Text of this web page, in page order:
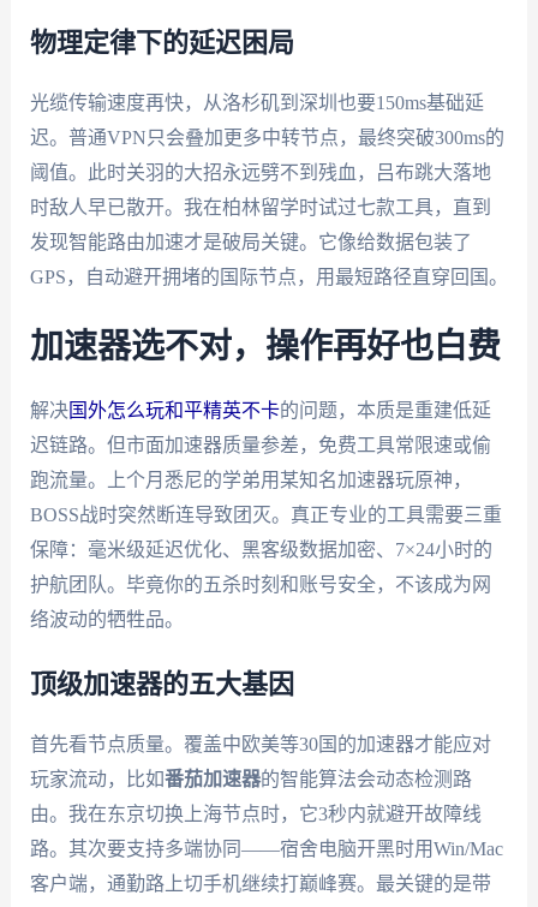
物理定律下的延迟困局
光缆传输速度再快，从洛杉矶到深圳也要150ms基础延
迟。普通VPN只会叠加更多中转节点，最终突破300ms的
阈值。此时关羽的大招永远劈不到残血，吕布跳大落地
时敌人早已散开。我在柏林留学时试过七款工具，直到
发现智能路由加速才是破局关键。它像给数据包装了
GPS，自动避开拥堵的国际节点，用最短路径直穿回国。
加速器选不对，操作再好也白费
解决国外怎么玩和平精英不卡的问题，本质是重建低延
迟链路。但市面加速器质量参差，免费工具常限速或偷
跑流量。上个月悉尼的学弟用某知名加速器玩原神，
BOSS战时突然断连导致团灭。真正专业的工具需要三重
保障：毫米级延迟优化、黑客级数据加密、7×24小时的
护航团队。毕竟你的五杀时刻和账号安全，不该成为网
络波动的牺牲品。
顶级加速器的五大基因
首先看节点质量。覆盖中欧美等30国的加速器才能应对
玩家流动，比如番茄加速器的智能算法会动态检测路
由。我在东京切换上海节点时，它3秒内就避开故障线
路。其次要支持多端协同——宿舍电脑开黑时用Win/Mac
客户端，通勤路上切手机继续打巅峰赛。最关键的是带